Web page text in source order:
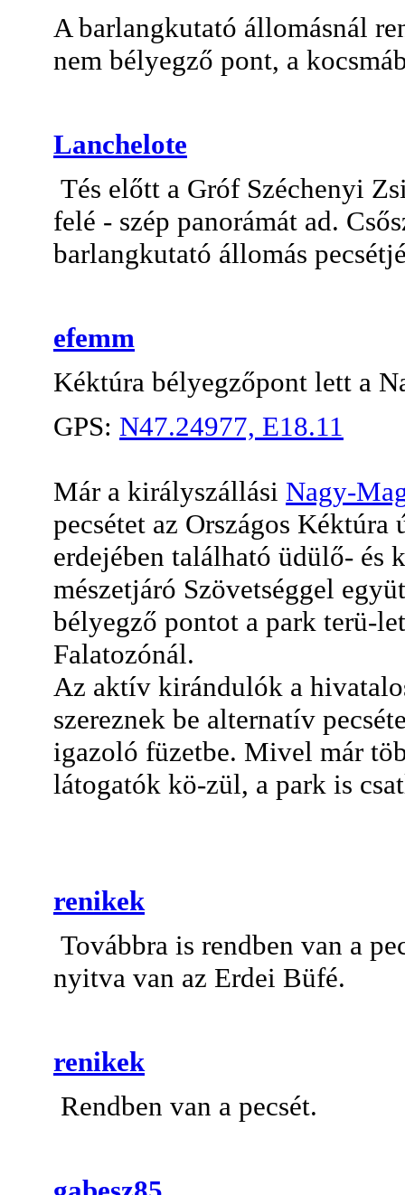
A barlangkutató állomásnál
nem bélyegző pont, a
Lanchelote
Tés előtt a Gróf Széchenyi
felé - szép panorámát ad.
barlangkutató állomás
efemm
Kéktúra bélyegzőpont lett a
GPS: N47.24977, E18.11
Már a királyszállási Nagy-
pecsétet az Országos
erdejében található üdülő- és
mészetjáró Szövetséggel
bélyegző pontot a park terü-
Falatozónál.
Az aktív kirándulók a
szereznek be alternatív
igazoló füzetbe. Mivel már
látogatók kö-zül, a park is
renikek
Továbbra is rendben van a
nyitva van az Erdei Büfé.
renikek
Rendben van a pecsét.